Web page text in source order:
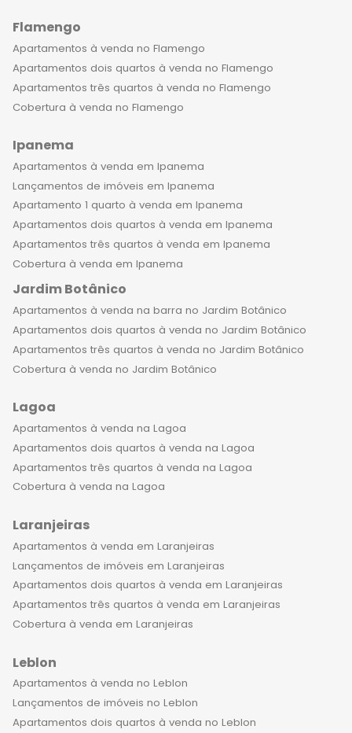
tradição, mas também pela sua
modernidade, com prédios
imponentes, ruas arborizadas e a
sensação de estar em um verdadeiro
oásis no meio da cidade. Além disso, o
uma ampla variedade de opções
gastronômicas, desde bares e
restaurantes informais até
estabelecimentos mais sofisticados e
requintados, perfeitos para celebrar
datas especiais e momentos
importantes com a família. Por fim, é
importante destacar que morar em
um apartamento de luxo no
Flamengo é uma escolha inteligente,
que representa um investimento
seguro e rentável no longo prazo. A
oportunidades de negócios, além de
ser uma excelente opção para quem
busca qualidade de vida, conforto e
bem-estar para a família. Não perca
a oportunidade de conhecer os
venda no Flamengo RJ e de se
surpreender com tudo que essa
região pode oferecer. Venha viver
uma experiência única e inesquecível
ao lado da sua família.
Flamengo
Apartamentos à venda no Flamengo
Apartamentos dois quartos à venda no Flamengo
Apartamentos três quartos à venda no Flamengo
Cobertura à venda no Flamengo
Ipanema
Apartamentos à venda em Ipanema
Lançamentos de imóveis em Ipanema
Apartamento 1 quarto à venda em Ipanema
Apartamentos dois quartos à venda em Ipanema
Apartamentos três quartos à venda em Ipanema
Cobertura à venda em Ipanema
Jardim Botânico
Apartamentos à venda na barra no Jardim Botânico
Apartamentos dois quartos à venda no Jardim Botânico
Apartamentos três quartos à venda no Jardim Botânico
Cobertura à venda no Jardim Botânico
Lagoa
Apartamentos à venda na Lagoa
Apartamentos dois quartos à venda na Lagoa
Apartamentos três quartos à venda na Lagoa
Cobertura à venda na Lagoa
Laranjeiras
Apartamentos à venda em Laranjeiras
Lançamentos de imóveis em Laranjeiras
Apartamentos dois quartos à venda em Laranjeiras
Apartamentos três quartos à venda em Laranjeiras
Cobertura à venda em Laranjeiras
Leblon
Apartamentos à venda no Leblon
Lançamentos de imóveis no Leblon
Apartamentos dois quartos à venda no Leblon